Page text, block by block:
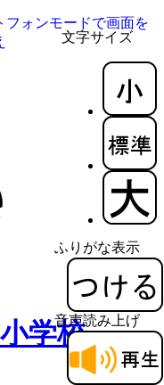
文字サイズ
ふりがな表示
音声読み上げ
フォンモードで画面を
学校